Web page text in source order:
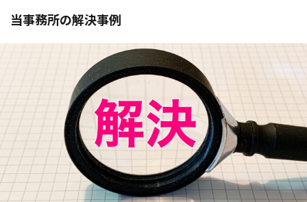
当事務所の解決事例